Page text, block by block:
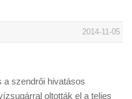
2014-11-05
a szendrői hivatásos
oltották el a teljes